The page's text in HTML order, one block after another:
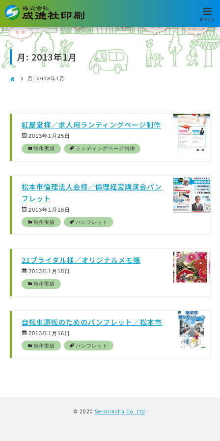
MENU
月: 2013年1月
月: 2013年1月
紅屋堂様／求人用ランディングページ制作
2013年1月25日
制作実績 ランディングページ制作
松本市倫理法人会様／倫理経営講演会パン
フレット
2013年1月18日
制作実績 パンフレット
21ブライダル様／オリジナルメモ帳
2013年1月18日
制作実績
自転車運転のためのパンフレット／松本市
2013年1月16日
制作実績 パンフレット
© 2020 Seishinsha Co. Ltd .